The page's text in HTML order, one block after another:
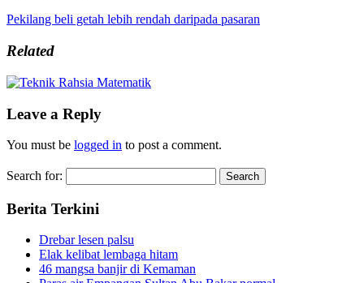
Pekilang beli getah lebih rendah daripada pasaran
Related
Leave a Reply
You must be logged in to post a comment.
Search for:
Berita Terkini
Drebar lesen palsu
Elak kelibat lembaga hitam
46 mangsa banjir di Kemaman